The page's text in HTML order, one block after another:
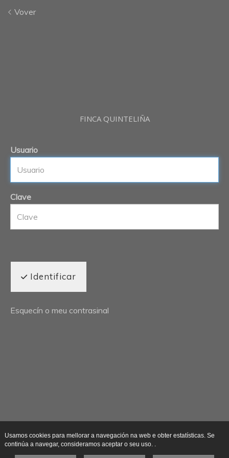
Vover
FINCA QUINTELIÑA
Usuario
Clave
Identificar
Esquecín o meu contrasinal
Usamos cookies para mellorar a navegación na web e obter estatísticas. Se
continúa a navegar, consideramos aceptar o seu uso. .